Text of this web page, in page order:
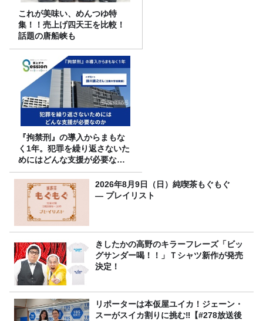
これが美味い、めんつゆ特
集！！売上げ四天王を比較！
話題の唐船峡も
『拘禁刑』の導入からまもな
く1年。犯罪を繰り返さないた
めにはどんな支援が必要なの
か
2026年8月9日（日）純喫茶もぐもぐ
― プレイリスト
きしたかの高野のキラーフレーズ「ビッ
グサンダー喝！！」Ｔシャツ新作が発売
決定！
リポーターは本仮屋ユイカ！ジェーン・
スーがスイカ割りに挑む‼【#278放送後